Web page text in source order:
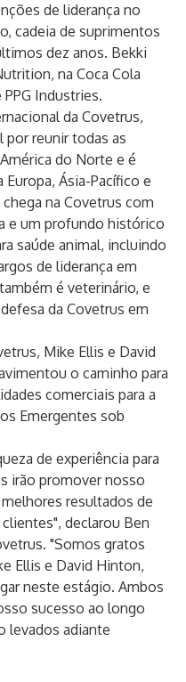
de liderança no
cadeia de suprimentos
dez anos. Bekki
na Coca Cola
PPG Industries.
da Covetrus,
por reunir todas as
do Norte e é
Ásia-Pacífico e
na Covetrus com
e um profundo histórico
saúde animal, incluindo
de liderança em
é veterinário, e
da Covetrus em
Mike Ellis e David
o caminho para
comerciais para a
Emergentes sob
de experiência para
irão promover nosso
resultados de
declarou Ben
"Somos gratos
Ellis e David Hinton,
neste estágio. Ambos
sucesso ao longo
levados adiante